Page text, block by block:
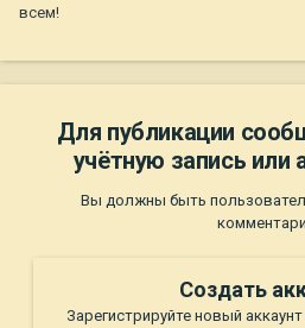
всем!
Для публикации
учётную запись или
Вы должны быть
Создать
Зарегистрируйте новый